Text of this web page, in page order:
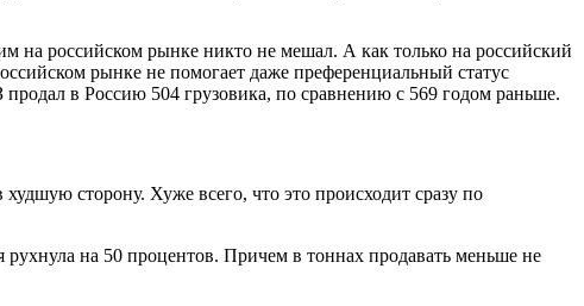
на российском рынке никто не мешал. А как только на российский
рынке не помогает даже преференциальный статус
в Россию 504 грузовика, по сравнению с 569 годом раньше.
сторону. Хуже всего, что это происходит сразу по
на 50 процентов. Причем в тоннах продавать меньше не